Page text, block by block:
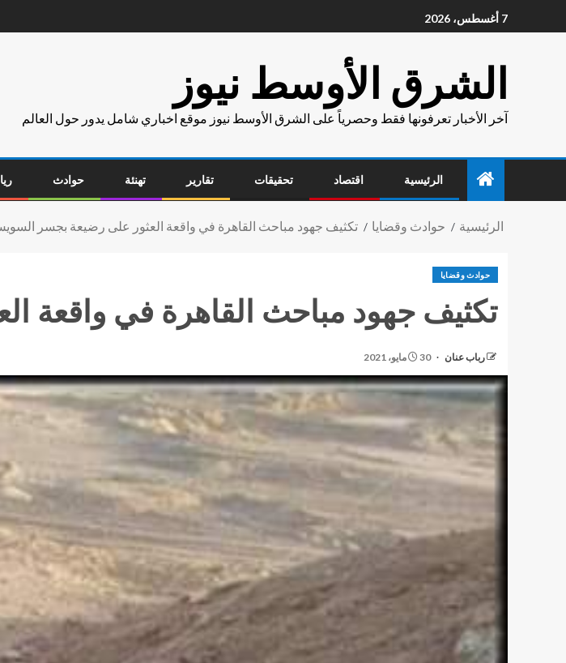
7 أغسطس، 2026
الشرق الأوسط نيوز
آخر الأخبار تعرفونها فقط وحصرياً على الشرق الأوسط نيوز موقع اخباري شامل يدور حول العالم
الرئيسية اقتصاد تحقيقات تقارير تهنئة حوادث
الرئيسية حوادث وقضايا تكثيف جهود مباحث القاهرة في واقعة العثور على رضيعة بجسر
حوادث وقضايا
تكثيف جهود مباحث القاهرة في واقعة
رباب عنان 30 مايو، 2021